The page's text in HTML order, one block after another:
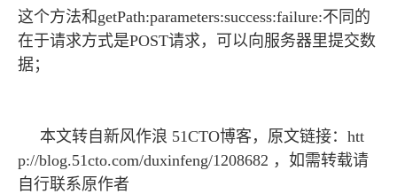
这个方法和getPath:parameters:success:failure:不同的
在于请求方式是POST请求，可以向服务器里提交数
据；
本文转自新风作浪 51CTO博客，原文链接：htt
p://blog.51cto.com/duxinfeng/1208682 ，如需转载请
自行联系原作者